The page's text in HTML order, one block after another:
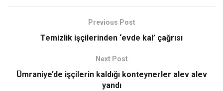
Previous Post
Temizlik işçilerinden ‘evde kal’ çağrısı
Next Post
Ümraniye’de işçilerin kaldığı konteynerler alev alev
yandı